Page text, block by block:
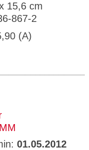
15,6 cm
867-2
(A)
01.05.2012